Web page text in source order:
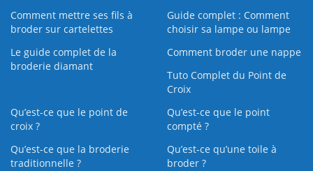
Comment mettre ses fils à
broder sur cartelettes
Guide complet : Comment
choisir sa lampe ou lampe
Le guide complet de la
broderie diamant
Comment broder une nappe
Tuto Complet du Point de
Croix
Qu’est-ce que le point de
croix ?
Qu’est-ce que le point
compté ?
Qu’est-ce que la broderie
traditionnelle ?
Qu’est‑ce qu’une toile à
broder ?